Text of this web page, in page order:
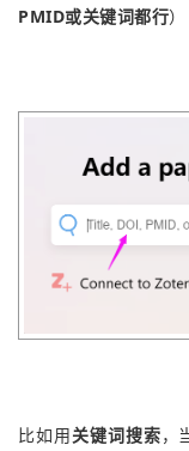
PMID或关键词都行）
比如用关键词搜索，